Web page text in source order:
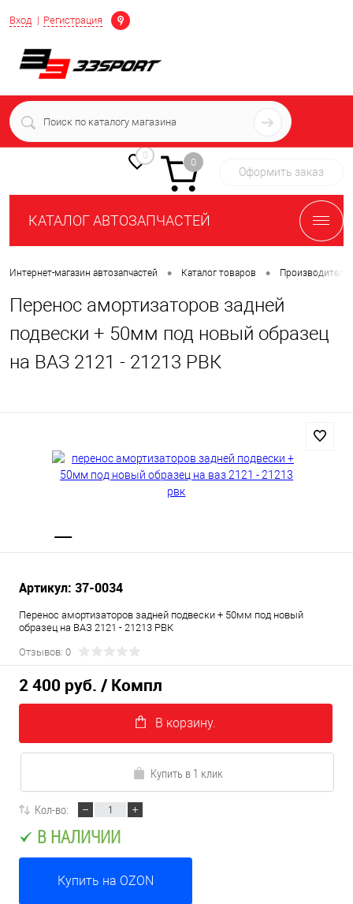
Вход Регистрация
Определение
+7 (939) 716-10-06
пн-пт 7:00-16:00 МСК
0
0
Оформить заказ
КАТАЛОГ АВТОЗАПЧАСТЕЙ
Интернет-магазин автозапчастей • Каталог товаров • Производители
Перенос амортизаторов задней
подвески + 50мм под новый образец
на ВАЗ 2121 - 21213 РВК
Артикул: 37-0034
Перенос амортизаторов задней подвески + 50мм под новый
образец на ВАЗ 2121 - 21213 РВК
Отзывов: 0
2 400 руб. / Компл
В корзину.
Купить в 1 клик
Кол-во:
В НАЛИЧИИ
Купить на OZON